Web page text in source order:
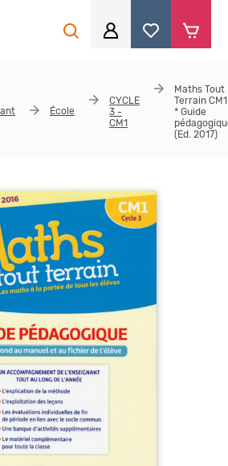
passe ou identifiant oublié
préférentiels
ressources gratuites
École
CYCLE
3 -
CM1
Maths Tout
Terrain CM1
* Guide
(Ed. 2017)